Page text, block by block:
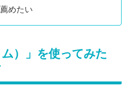
めたい
）」を使ってみた